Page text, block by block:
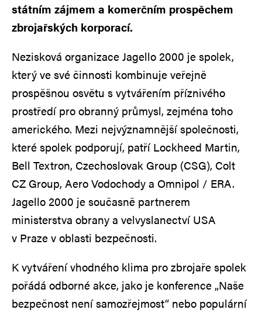
státním zájmem a komerčním prospěchem
zbrojařských korporací.
Nezisková organizace Jagello 2000 je spolek,
který ve své činnosti kombinuje veřejně
prospěšnou osvětu s vytvářením příznivého
prostředí pro obranný průmysl, zejména toho
amerického. Mezi nejvýznamnější společnosti,
které spolek podporují, patří Lockheed Martin,
Bell Textron, Czechoslovak Group (CSG), Colt
CZ Group, Aero Vodochody a Omnipol / ERA.
Jagello 2000 je současně partnerem
ministerstva obrany a velvyslanectví USA
v Praze v oblasti bezpečnosti.
K vytváření vhodného klima pro zbrojaře spolek
pořádá odborné akce, jako je konference „Naše
bezpečnost není samozřejmost“ nebo populární